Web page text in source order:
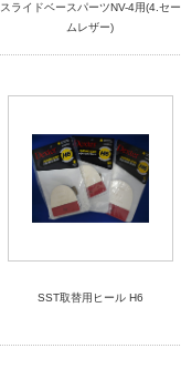
スライドベースパーツNV-4用(4.セー
ムレザー)
SST取替用ヒール H6